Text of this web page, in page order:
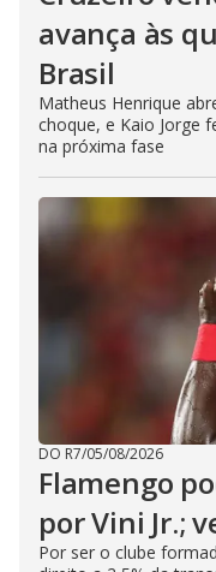
avança às
Brasil
Matheus Henrique
choque, e Kaio Jorge
na próxima fase
DO R7/05/08/2026
Flamengo
por Vini Jr.;
Por ser o clube